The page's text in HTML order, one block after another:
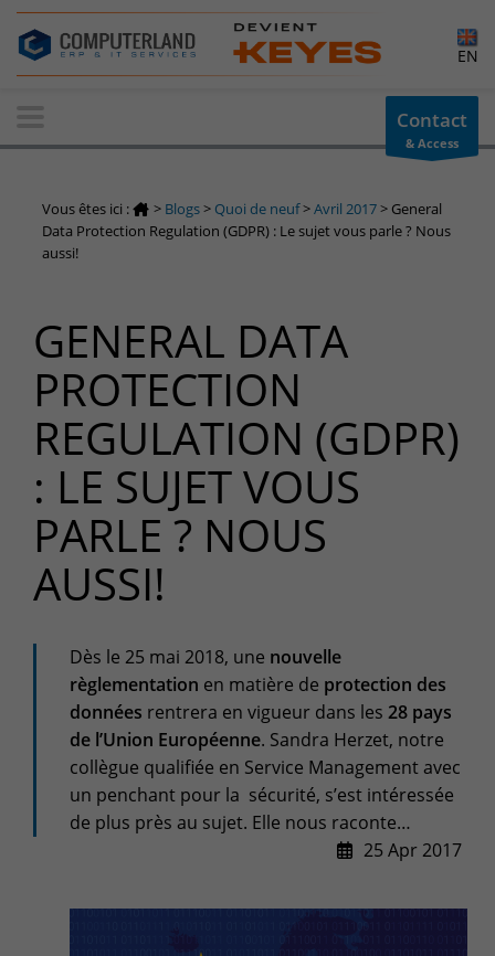
Contact-us
Information request
contact us
+32(0)800 12 512
Access to the information area reserved for customers:
Customer area
Services Center
Support for incidents & service requests
+32(0)800/12.712 (Fr)
+32(0)800/12.812 (Nl)
support-cpld@keyes.eu
Customer services
+32(0)4 239.89.39
logistics-cpld@keyes.eu
Billing service
invoice-cpld@keyes.eu
CONTACT & ACCESS MAP
EN
Contact
& Access
Vous êtes ici : > Blogs> Quoi de neuf>Avril 2017> General
Data Protection Regulation (GDPR) : Le sujet vous parle ? Nous
aussi!
GENERAL DATA
PROTECTION
REGULATION (GDPR)
: LE SUJET VOUS
PARLE ? NOUS
AUSSI!
Dès le 25 mai 2018, une nouvelle
règlementation en matière de protection des
données rentrera en vigueur dans les 28 pays
de l’Union Européenne. Sandra Herzet, notre
collègue qualifiée en Service Management avec
un penchant pour la sécurité, s’est intéressée
de plus près au sujet. Elle nous raconte…
25 Apr 2017